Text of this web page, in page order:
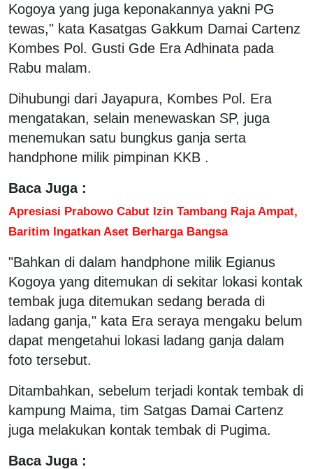
Kogoya yang juga keponakannya yakni PG
tewas," kata Kasatgas Gakkum Damai Cartenz
Kombes Pol. Gusti Gde Era Adhinata pada
Rabu malam.
Dihubungi dari Jayapura, Kombes Pol. Era
mengatakan, selain menewaskan SP, juga
menemukan satu bungkus ganja serta
handphone milik pimpinan KKB .
Baca Juga :
Apresiasi Prabowo Cabut Izin Tambang Raja Ampat,
Baritim Ingatkan Aset Berharga Bangsa
"Bahkan di dalam handphone milik Egianus
Kogoya yang ditemukan di sekitar lokasi kontak
tembak juga ditemukan sedang berada di
ladang ganja," kata Era seraya mengaku belum
dapat mengetahui lokasi ladang ganja dalam
foto tersebut.
Ditambahkan, sebelum terjadi kontak tembak di
kampung Maima, tim Satgas Damai Cartenz
juga melakukan kontak tembak di Pugima.
Baca Juga :